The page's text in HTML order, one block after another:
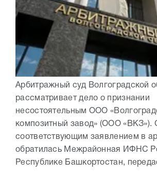
Арбитражный суд Волгоградской
рассматривает дело о признании
несостоятельным ООО
композитный завод» (ООО «ВКЗ»).
соответствующим заявлением в
обратилась Межрайонная ИФНС
Республике Башкортостан,